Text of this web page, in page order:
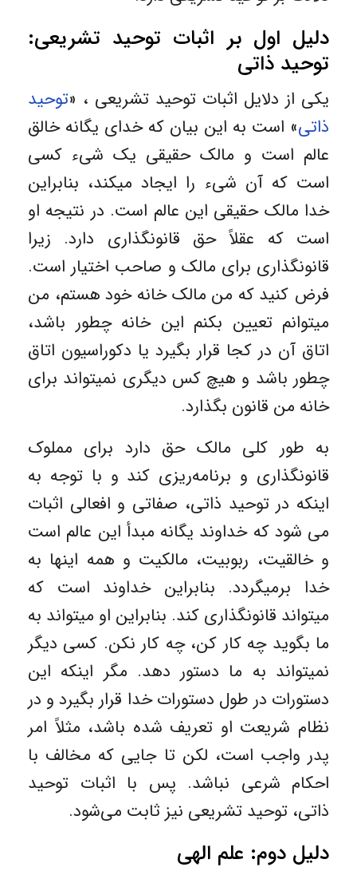
دلیل اول بر اثبات توحید تشریعی:
توحید ذاتی
یکی از دلایل اثبات توحید تشریعی ، «توحید
ذاتی» است به این بیان که خدای یگانه خالق
عالم است و مالک حقیقی یک شیء کسی
است که آن شیء را ایجاد میکند، بنابراین
خدا مالک حقیقی این عالم است. در نتیجه او
است که عقلاً حق قانونگذاری دارد. زیرا
قانونگذاری برای مالک و صاحب اختیار است.
فرض کنید که من مالک خانه خود هستم، من
میتوانم تعیین بکنم این خانه چطور باشد،
اتاق آن در کجا قرار بگیرد یا دکوراسیون اتاق
چطور باشد و هیچ کس دیگری نمیتواند برای
خانه من قانون بگذارد.
به طور کلی مالک حق دارد برای مملوک
قانونگذاری و برنامه‌ریزی کند و با توجه به
اینکه در توحید ذاتی، صفاتی و افعالی اثبات
می شود که خداوند یگانه مبدأ این عالم است
و خالقیت، ربوبیت، مالکیت و همه اینها به
خدا برمیگردد. بنابراین خداوند است که
میتواند قانونگذاری کند. بنابراین او میتواند به
ما بگوید چه کار کن، چه کار نکن. کسی دیگر
نمیتواند به ما دستور دهد. مگر اینکه این
دستورات در طول دستورات خدا قرار بگیرد و در
نظام شریعت او تعریف شده باشد، مثلاً امر
پدر واجب است، لکن تا جایی که مخالف با
احکام شرعی نباشد. پس با اثبات توحید
ذاتی، توحید تشریعی نیز ثابت می‌شود.
دلیل دوم: علم الهی